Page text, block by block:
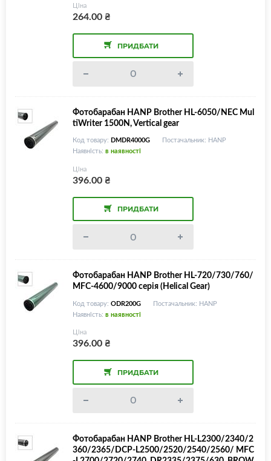
Ціна
264.00₴
ПРИДБАТИ
Фотобарабан HANP Brother HL-6050/NEC Mul
tiWriter 1500N, Vertical gear
Код товару: DMDR4000G
Постачальник: HANP
Наявність: в наявності
Ціна
396.00₴
ПРИДБАТИ
Фотобарабан HANP Brother HL-720/730/760/
MFC-4600/9000 серія (Helical Gear)
Код товару: ODR200G
Постачальник: HANP
Наявність: в наявності
Ціна
396.00₴
ПРИДБАТИ
Фотобарабан HANP Brother HL-L2300/2340/2
360/2365/DCP-L2500/2520/2540/2560/ MFC